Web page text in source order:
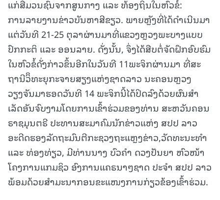
ແກ່ສື່ມວນຊົນຈາກສູນກາງ ແລະ ທ້ອງຖິ່ນໃນຫົວຂໍ້:
ການລາຍງານຂ່າວບັນຫາສີຂຽວ. ພາຍຫຼັງທີ່ໄດ້ດໍາເນີນມາ
ແຕ່ວັນທີ 21-25 ຕຸລາຜ່ານມາທີ່ແຂວງຫຼວງພະບາງແບບ
ປົກກະຕິ ແລະ ອອນລາຍ. ດັ່ງນັ້ນ, ຈຶ່ງໄດ້ສືບຕໍ່ຈັດຝຶກອົບຮົມ
ໃນຫົວຂໍ້ດັ່ງກ່າວຂຶ້ນອີກໃນວັນທີ 11ພະຈິກຜ່ານມາ ທີ່ສະ
ຖານີວິິທະຍຸກະຈາຍສຽງແຫ່ງຊາດລາວ ນະຄອນຫຼວງ
ວຽງຈັນມາຮອດວັນທີ 14 ພະຈິກນີ້ໄດ້ປິດລົງດ້ວຍຜົນສໍາ
ເລັດອັນຈົບງາມໂດຍການເຂົ້າຮ່ວມຂອງທ່ານ ສະຫວັນຄອນ
ຣາຊມຸນຕຣີ ປະທານສະມາຄົມນັກຂ່າວແຫ່ງ ສປປ ລາວ
ອະດີດຮອງລັດຖະມົນຕີກະຊວງຖະແຫຼງຂ່າວ,ວັດທະນະທໍາ
ແລະ ທ່ອງທ່ຽວ, ມີທ່ານນາງ ບົວຄໍາ ດວງປັນຍາ ຫົວໜ້າ
ໂຄງການແກມຊິວ ອົງການແຄຣນາໆຊາດ ປະຈໍາ ສປປ ລາວ
ພ້ອມດ້ວຍສໍາມະນາກອນຂະແໜງການກ່ຽວຂ້ອງເຂົ້າຮ່ວມ.